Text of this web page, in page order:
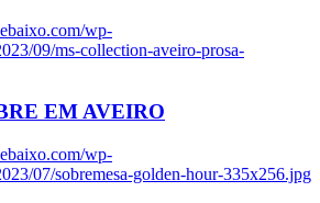
wp-
09/ms-collection-aveiro-prosa-
EM AVEIRO
wp-
07/sobremesa-golden-hour-335x256.jpg